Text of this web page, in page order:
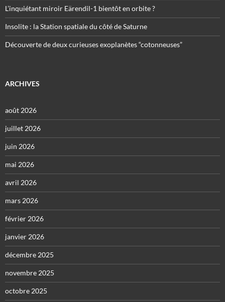
L’inquiétant miroir Eärendil-1 bientôt en orbite ?
Insolite : la Station spatiale du côté de Saturne
Découverte de deux curieuses exoplanètes “cotonneuses”
ARCHIVES
août 2026
juillet 2026
juin 2026
mai 2026
avril 2026
mars 2026
février 2026
janvier 2026
décembre 2025
novembre 2025
octobre 2025